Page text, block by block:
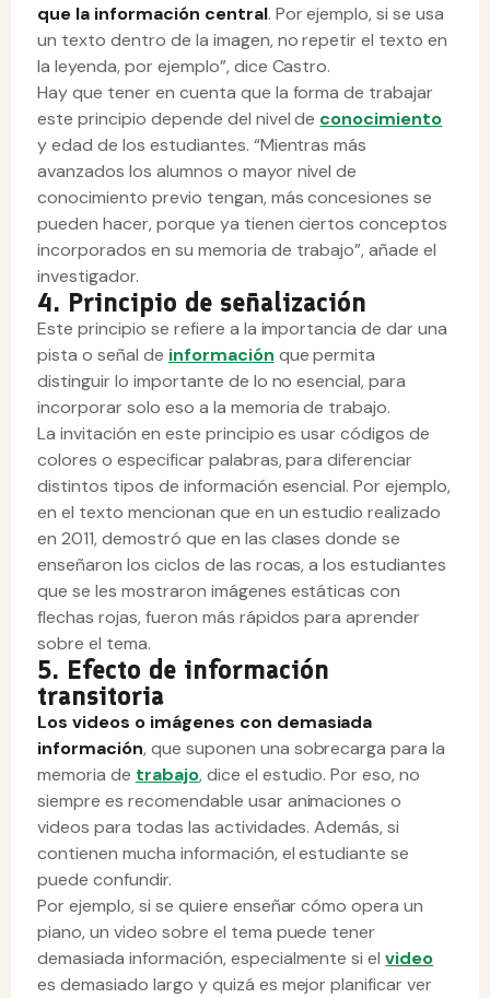
que la información central. Por ejemplo, si se usa
un texto dentro de la imagen, no repetir el texto en
la leyenda, por ejemplo”, dice Castro.
Hay que tener en cuenta que la forma de trabajar
este principio depende del nivel de conocimiento
y edad de los estudiantes. “Mientras más
avanzados los alumnos o mayor nivel de
conocimiento previo tengan, más concesiones se
pueden hacer, porque ya tienen ciertos conceptos
incorporados en su memoria de trabajo”, añade el
investigador.
4. Principio de señalización
Este principio se refiere a la importancia de dar una
pista o señal de información que permita
distinguir lo importante de lo no esencial, para
incorporar solo eso a la memoria de trabajo.
La invitación en este principio es usar códigos de
colores o especificar palabras, para diferenciar
distintos tipos de información esencial. Por ejemplo,
en el texto mencionan que en un estudio realizado
en 2011, demostró que en las clases donde se
enseñaron los ciclos de las rocas, a los estudiantes
que se les mostraron imágenes estáticas con
flechas rojas, fueron más rápidos para aprender
sobre el tema.
5. Efecto de información
transitoria
Los videos o imágenes con demasiada
información, que suponen una sobrecarga para la
memoria de trabajo, dice el estudio. Por eso, no
siempre es recomendable usar animaciones o
videos para todas las actividades. Además, si
contienen mucha información, el estudiante se
puede confundir.
Por ejemplo, si se quiere enseñar cómo opera un
piano, un video sobre el tema puede tener
demasiada información, especialmente si elvideo
es demasiado largo y quizá es mejor planificar ver